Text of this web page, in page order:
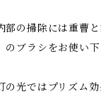
部の掃除には重曹
ブラシをお使い下
の光ではプリズム